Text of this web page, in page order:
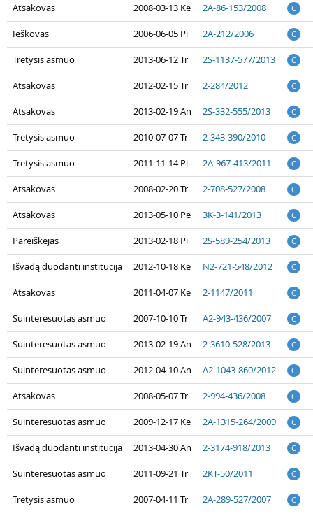
Atsakovas 2008-03-13 Ke 2A-86-153/2008 C
Ieškovas 2006-06-05 Pi 2A-212/2006 C
Tretysis asmuo 2013-06-12 Tr 2S-1137-577/2013 C
Atsakovas 2012-02-15 Tr 2-284/2012 C
Atsakovas 2013-02-19 An 2S-332-555/2013 C
Tretysis asmuo 2010-07-07 Tr 2-343-390/2010 C
Tretysis asmuo 2011-11-14 Pi 2A-967-413/2011 C
Atsakovas 2008-02-20 Tr 2-708-527/2008 C
Atsakovas 2013-05-10 Pe 3K-3-141/2013 C
Pareiškėjas 2013-02-18 Pi 2S-589-254/2013 C
Išvadą duodanti institucija 2012-10-18 Ke N2-721-548/2012 C
Atsakovas 2011-04-07 Ke 2-1147/2011 C
Suinteresuotas asmuo 2007-10-10 Tr A2-943-436/2007 C
Suinteresuotas asmuo 2013-02-19 An 2-3610-528/2013 C
Suinteresuotas asmuo 2012-04-10 An A2-1043-860/2012 C
Atsakovas 2008-05-07 Tr 2-994-436/2008 C
Suinteresuotas asmuo 2009-12-17 Ke 2A-1315-264/2009 C
Išvadą duodanti institucija 2013-04-30 An 2-3174-918/2013 C
Suinteresuotas asmuo 2011-09-21 Tr 2KT-50/2011 C
Tretysis asmuo 2007-04-11 Tr 2A-289-527/2007 C